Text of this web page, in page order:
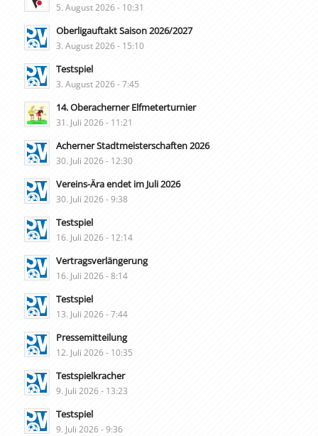
5. August 2026 - 10:31
Oberligauftakt Saison 2026/2027
3. August 2026 - 15:10
Testspiel
3. August 2026 - 7:45
14. Oberacherner Elfmeterturnier
31. Juli 2026 - 11:21
Acherner Stadtmeisterschaften 2026
30. Juli 2026 - 12:30
Vereins-Ära endet im Juli 2026
30. Juli 2026 - 9:38
Testspiel
16. Juli 2026 - 12:14
Vertragsverlängerung
16. Juli 2026 - 8:14
Testspiel
13. Juli 2026 - 7:44
Pressemitteilung
12. Juli 2026 - 10:35
Testspielkracher
9. Juli 2026 - 13:23
Testspiel
9. Juli 2026 - 9:36